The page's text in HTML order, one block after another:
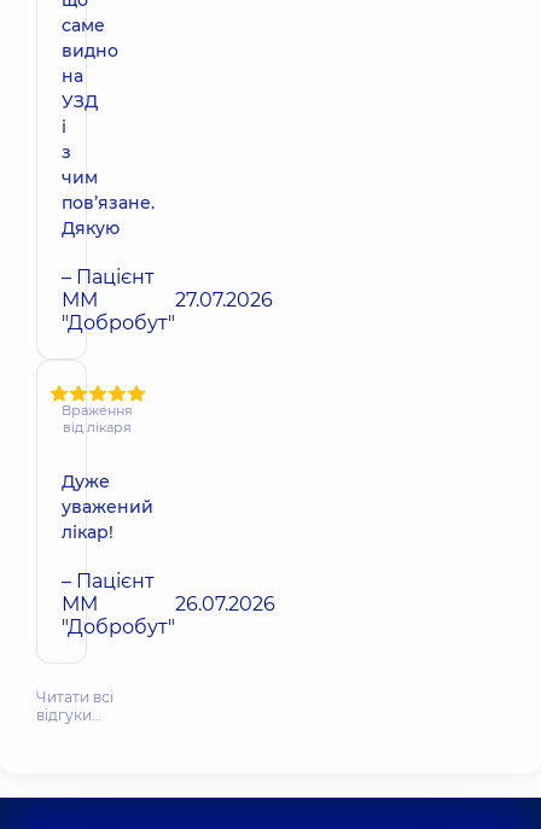
саме
видно
на
УЗД
і
з
чим
повʼязане.
Дякую
– Пацієнт
ММ
"Добробут"
27.07.2026
Враження
від лікаря
Дуже
уважений
лікар!
– Пацієнт
ММ
"Добробут"
26.07.2026
Читати всі
відгуки…